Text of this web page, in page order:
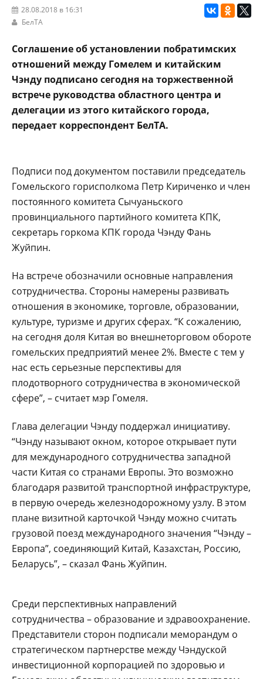
28.08.2018 в 16:31
БелТА
Соглашение об установлении побратимских
отношений между Гомелем и китайским
Чэнду подписано сегодня на торжественной
встрече руководства областного центра и
делегации из этого китайского города,
передает корреспондент БелТА.
Подписи под документом поставили председатель
Гомельского горисполкома Петр Кириченко и член
постоянного комитета Сычуаньского
провинциального партийного комитета КПК,
секретарь горкома КПК города Чэнду Фань
Жуйпин.
На встрече обозначили основные направления
сотрудничества. Стороны намерены развивать
отношения в экономике, торговле, образовании,
культуре, туризме и других сферах. “К сожалению,
на сегодня доля Китая во внешнеторговом обороте
гомельских предприятий менее 2%. Вместе с тем у
нас есть серьезные перспективы для
плодотворного сотрудничества в экономической
сфере”, – считает мэр Гомеля.
Глава делегации Чэнду поддержал инициативу.
“Чэнду называют окном, которое открывает пути
для международного сотрудничества западной
части Китая со странами Европы. Это возможно
благодаря развитой транспортной инфраструктуре,
в первую очередь железнодорожному узлу. В этом
плане визитной карточкой Чэнду можно считать
грузовой поезд международного значения “Чэнду –
Европа”, соединяющий Китай, Казахстан, Россию,
Беларусь”, – сказал Фань Жуйпин.
Среди перспективных направлений
сотрудничества – образование и здравоохранение.
Представители сторон подписали меморандум о
стратегическом партнерстве между Чэндуской
инвестиционной корпорацией по здоровью и